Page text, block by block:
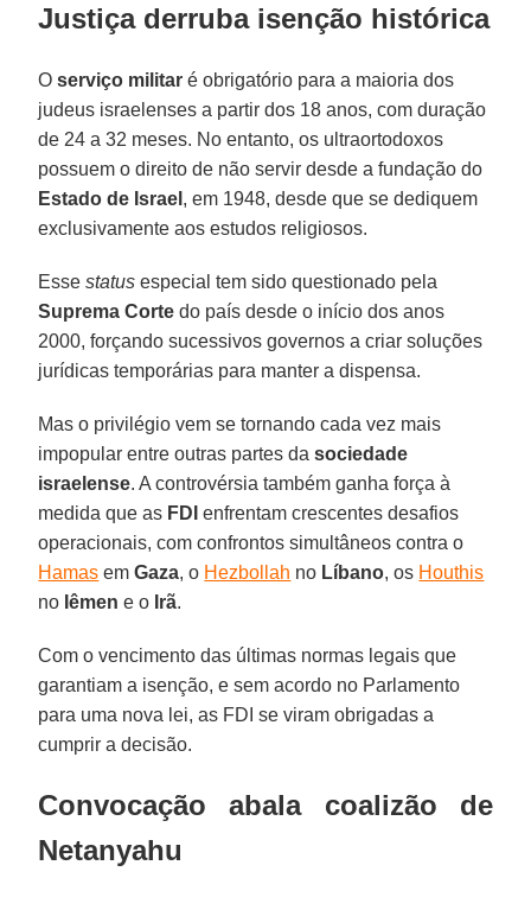
Justiça derruba isenção histórica
O serviço militar é obrigatório para a maioria dos
judeus israelenses a partir dos 18 anos, com duração
de 24 a 32 meses. No entanto, os ultraortodoxos
possuem o direito de não servir desde a fundação do
Estado de Israel , em 1948, desde que se dediquem
exclusivamente aos estudos religiosos.
Essestatus especial tem sido questionado pela
Suprema Corte do país desde o início dos anos
2000, forçando sucessivos governos a criar soluções
jurídicas temporárias para manter a dispensa.
Mas o privilégio vem se tornando cada vez mais
impopular entre outras partes dasociedade
israelense. A controvérsia também ganha força à
medida que as FDI enfrentam crescentes desafios
operacionais, com confrontos simultâneos contra o
Hamas em Gaza, o Hezbollah no Líbano, os Houthis
no Iêmen e o Irã.
Com o vencimento das últimas normas legais que
garantiam a isenção, e sem acordo no Parlamento
para uma nova lei, as FDI se viram obrigadas a
cumprir a decisão.
Convocação abala coalizão de
Netanyahu